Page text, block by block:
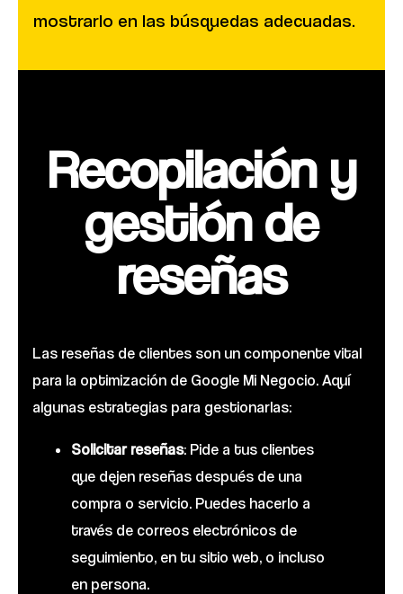
mostrarlo en las búsquedas adecuadas.
Recopilación y
gestión de
reseñas
Las reseñas de clientes son un componente vital
para la optimización de Google Mi Negocio. Aquí
algunas estrategias para gestionarlas:
Solicitar reseñas: Pide a tus clientes
que dejen reseñas después de una
compra o servicio. Puedes hacerlo a
través de correos electrónicos de
seguimiento, en tu sitio web, o incluso
en persona.